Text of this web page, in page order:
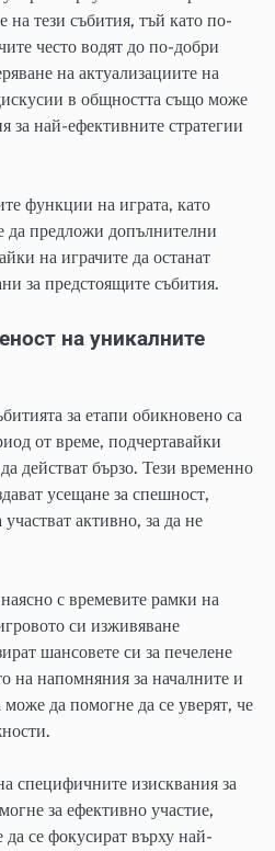
на тези събития, тъй като по-
често водят до по-добри
на актуализациите на
в общността също може
за най-ефективните стратегии
функции на играта, като
предложи допълнителни
на играчите да останат
за предстоящите събития.
на уникалните
за етапи обикновено са
от време, подчертавайки
действат бързо. Тези временно
усещане за спешност,
активно, за да не
с времевите рамки на
си изживяване
шансовете си за печелене
на напомняния за началните и
да помогне да се уверят, че
специфичните изисквания за
за ефективно участие,
да се фокусират върху най-